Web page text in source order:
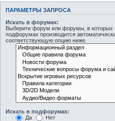
ПАРАМЕТРЫ ЗАПРОСА
Искать в форумах:
Выберите форум или форумы, в которых
подфорумах производится
соответствующую опцию ниже.
Искать в подфорумах:
Да
Нет